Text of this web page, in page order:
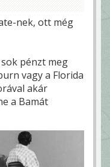
nek, ott még
pénzt meg
vagy a Florida
akár
a Bamát